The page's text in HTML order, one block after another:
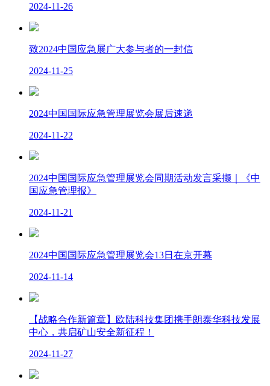
2024-11-26
致2024中国应急展广大参与者的一封信
2024-11-25
2024中国国际应急管理展览会展后速递
2024-11-22
2024中国国际应急管理展览会同期活动发言采撷｜《中
国应急管理报》
2024-11-21
2024中国国际应急管理展览会13日在京开幕
2024-11-14
【战略合作新篇章】欧陆科技集团携手朗泰华科技发展
中心，共启矿山安全新征程！
2024-11-27